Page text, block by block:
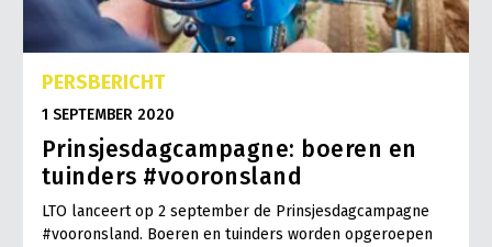
PERSBERICHT
1 SEPTEMBER 2020
Prinsjesdagcampagne: boeren en
tuinders #vooronsland
LTO lanceert op 2 september de Prinsjesdagcampagne
#vooronsland. Boeren en tuinders worden opgeroepen